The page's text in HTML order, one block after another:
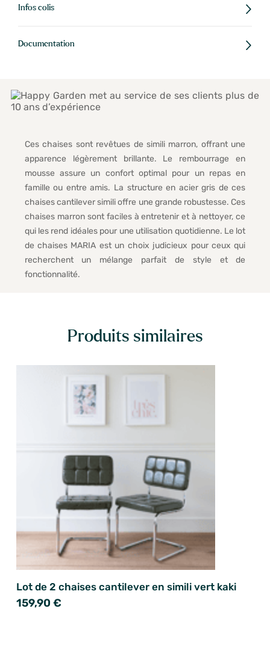
Infos colis
Documentation
Ces chaises sont revêtues de simili marron, offrant une
apparence légèrement brillante. Le rembourrage en
mousse assure un confort optimal pour un repas en
famille ou entre amis. La structure en acier gris de ces
chaises cantilever simili offre une grande robustesse. Ces
chaises marron sont faciles à entretenir et à nettoyer, ce
qui les rend idéales pour une utilisation quotidienne. Le lot
de chaises MARIA est un choix judicieux pour ceux qui
recherchent un mélange parfait de style et de
fonctionnalité.
Produits similaires
Lot de 2 chaises cantilever en simili vert kaki
159,90 €